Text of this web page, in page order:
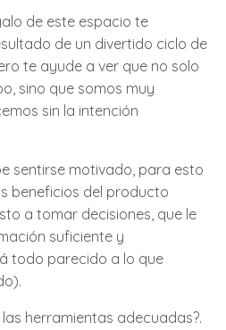
de este espacio te
de un divertido ciclo de
te ayude a ver que no solo
sino que somos muy
sin la intención
sentirse motivado, para esto
beneficios del producto
a tomar decisiones, que le
suficiente y
todo parecido a lo que
herramientas adecuadas?.